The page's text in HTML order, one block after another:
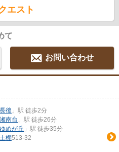
エスト
て
お問い合わせ
長後 」駅 徒歩2分
湘南台 」駅 徒歩26分
ゆめが丘 」駅 徒歩35分
棚513-32